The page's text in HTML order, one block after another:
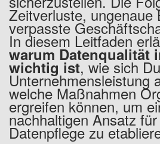
Zeitverluste, ungenaue
verpasste
In diesem Leitfaden
warum Datenqualität
wichtig ist, wie sich
Unternehmensleistung
welche Maßnahmen
ergreifen können, um
nachhaltigen Ansatz
Datenpflege zu